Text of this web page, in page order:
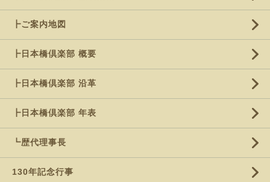
┣ご案内地図
┣日本橋倶楽部 概要
┣日本橋倶楽部 沿革
┣日本橋倶楽部 年表
┗歴代理事長
130年記念行事